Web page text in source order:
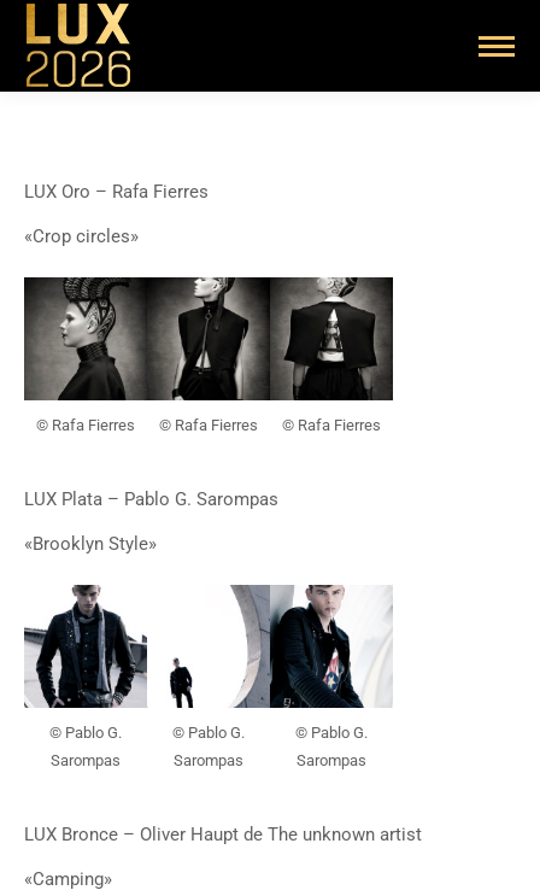
LUX Oro – Rafa Fierres
«Crop circles»
© Rafa Fierres © Rafa Fierres © Rafa Fierres
LUX Plata – Pablo G. Sarompas
«Brooklyn Style»
© Pablo G.
Sarompas
© Pablo G.
Sarompas
© Pablo G.
Sarompas
LUX Bronce – Oliver Haupt de The unknown artist
«Camping»